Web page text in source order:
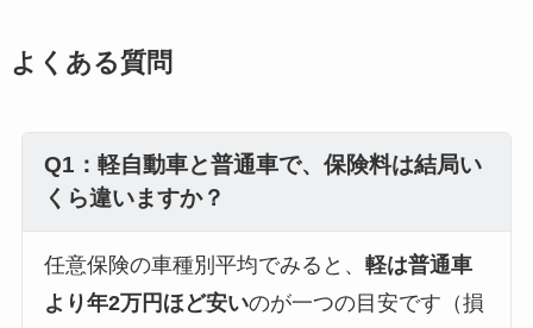
よくある質問
Q1：軽自動車と普通車で、保険料は結局い
くら違いますか？
任意保険の車種別平均でみると、 軽は普通車
より年2万円ほど安いのが一つの目安です（損